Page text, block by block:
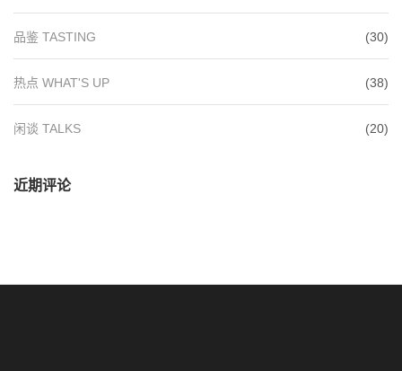
品鉴 TASTING (30)
热点 WHAT'S UP (38)
闲谈 TALKS (20)
近期评论